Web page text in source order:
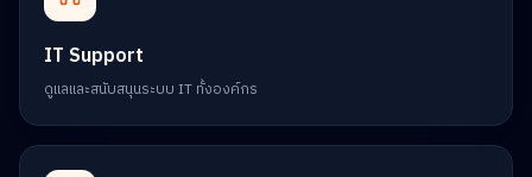
IT Support
ดูแลและสนับสนุนระบบ IT ทั้งองค์กร